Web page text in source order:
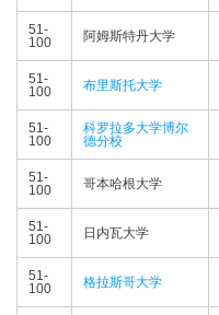
51-
100
阿姆斯特丹大学
51-
100
布里斯托大学
51-
100
科罗拉多大学博尔
德分校
51-
100
哥本哈根大学
51-
100
日内瓦大学
51-
100
格拉斯哥大学